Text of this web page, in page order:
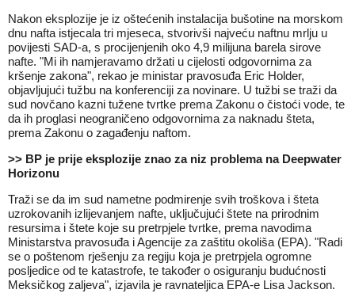
Nakon eksplozije je iz oštećenih instalacija bušotine na morskom
dnu nafta istjecala tri mjeseca, stvorivši najveću naftnu mrlju u
povijesti SAD-a, s procijenjenih oko 4,9 milijuna barela sirove
nafte. "Mi ih namjeravamo držati u cijelosti odgovornima za
kršenje zakona", rekao je ministar pravosuđa Eric Holder,
objavljujući tužbu na konferenciji za novinare. U tužbi se traži da
sud novčano kazni tužene tvrtke prema Zakonu o čistoći vode, te
da ih proglasi neograničeno odgovornima za naknadu šteta,
prema Zakonu o zagađenju naftom.
>> BP je prije eksplozije znao za niz problema na Deepwater
Horizonu
Traži se da im sud nametne podmirenje svih troškova i šteta
uzrokovanih izlijevanjem nafte, uključujući štete na prirodnim
resursima i štete koje su pretrpjele tvrtke, prema navodima
Ministarstva pravosuđa i Agencije za zaštitu okoliša (EPA). "Radi
se o poštenom rješenju za regiju koja je pretrpjela ogromne
posljedice od te katastrofe, te također o osiguranju budućnosti
Meksičkog zaljeva", izjavila je ravnateljica EPA-e Lisa Jackson.